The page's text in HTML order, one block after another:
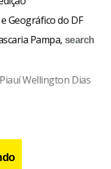
Geográfico do DF
Pampa, search
Wellington Dias